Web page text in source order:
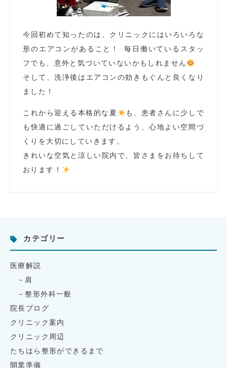
今回初めて知ったのは、クリニックにはいろいろな
形のエアコンがあること！ 毎日働いているスタッ
フでも、意外と気づいていないかもしれません
そして、洗浄後はエアコンの効きもぐんと良くなり
ました！
これから迎える本格的な夏
も、患者さんに少しで
も快適に過ごしていただけるよう、心地よい空間づ
くりを大切にしていきます。
きれいな空気と涼しい院内で、皆さまをお待ちして
おります！
カテゴリー
医療解説
肩
整形外科一般
院長ブログ
クリニック案内
クリニック周辺
たちはら整形ができるまで
開業準備